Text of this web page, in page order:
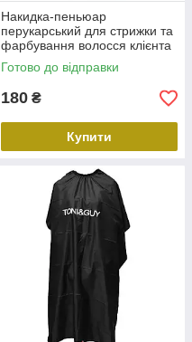
Накидка-пеньюар
перукарський для стрижки та
фарбування волосся клієнта
Schwarzkopf 130х140 см
червоний
Готово до відправки
180 ₴
Купити